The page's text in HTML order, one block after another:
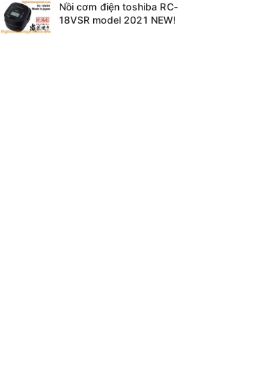
Nồi cơm điện toshiba RC-
18VSR model 2021 NEW!